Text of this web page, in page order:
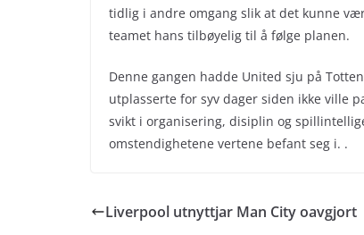
tidlig i andre omgang slik at det kunne
teamet hans tilbøyelig til å følge planen.
Denne gangen hadde United sju på
utplasserte for syv dager siden ikke ville
svikt i organisering, disiplin og
omstendighetene vertene befant seg i. .
Liverpool utnyttjar Man City oavgjort